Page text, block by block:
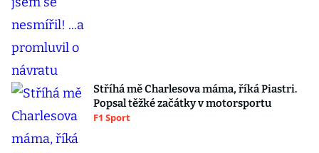
Stříhá mě Charlesova máma, říká Piastri.
Popsal těžké začátky v motorsportu
F1 Sport